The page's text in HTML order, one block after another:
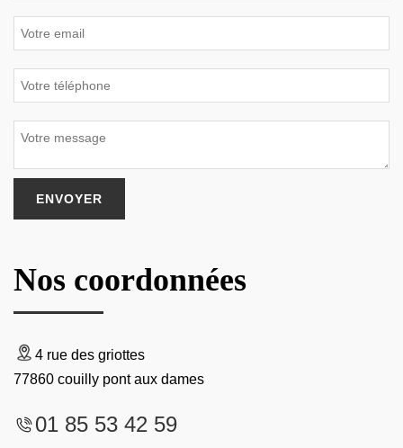
Nos coordonnées
4 rue des griottes
77860 couilly pont aux dames
01 85 53 42 59